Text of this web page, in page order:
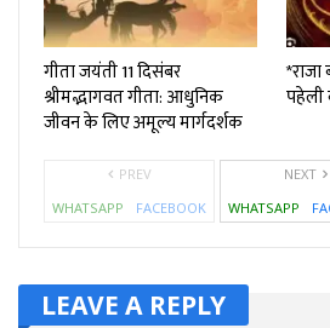
गीता जयंती 11 दिसंबर
श्रीमद्भागवत गीता: आधुनिक
जीवन के लिए अमूल्य मार्गदर्शक
पहेली
PREV
WHATSAPP
FACEBOOK
NEXT
WHATSAPP
LEAVE A REPLY